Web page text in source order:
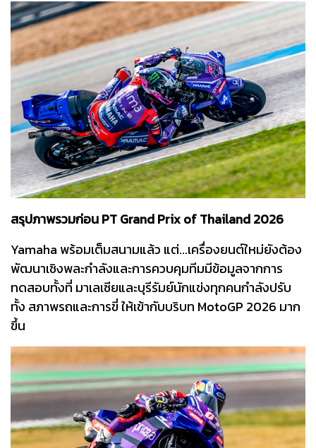
สรุปภาพรวมก่อน PT Grand Prix of Thailand 2026
Yamaha พร้อมเต็มสนามแล้ว แต่...เครื่องยนต์ใหม่ยังต้อง
พัฒนาเชิงพละกำลังและการควบคุมทีมมีข้อมูลจากการ
ทดสอบทั้งที่ มาเลเซียและบุรีรัมย์นักแข่งทุกคนกำลังปรับ
ทั้ง สภาพรถและการขี่ ให้เข้ากับบริบท MotoGP 2026 มาก
ขึ้น